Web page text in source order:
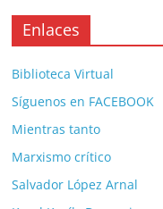
Enlaces
Biblioteca Virtual
Síguenos en FACEBOOK
Mientras tanto
Marxismo crítico
Salvador López Arnal